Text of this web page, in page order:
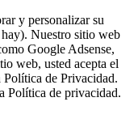
y personalizar su
Nuestro sitio web
Google Adsense,
web, usted acepta el
Política de Privacidad.
Política de privacidad.